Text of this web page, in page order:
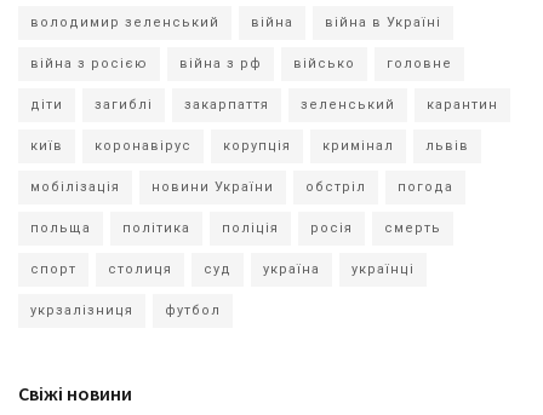
володимир зеленський війна війна в Україні
війна з росією війна з рф військо головне
діти загиблі закарпаття зеленський карантин
київ коронавірус корупція кримінал львів
мобілізація новини України обстріл погода
польща політика поліція росія смерть
спорт столиця суд україна українці
укрзалізниця футбол
Свіжі новини